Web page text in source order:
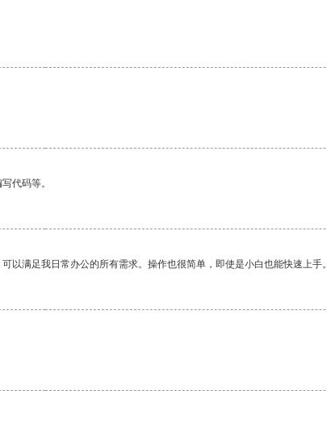
代码等。
满足我日常办公的所有需求。操作也很简单，即使是小白也能快速上手。